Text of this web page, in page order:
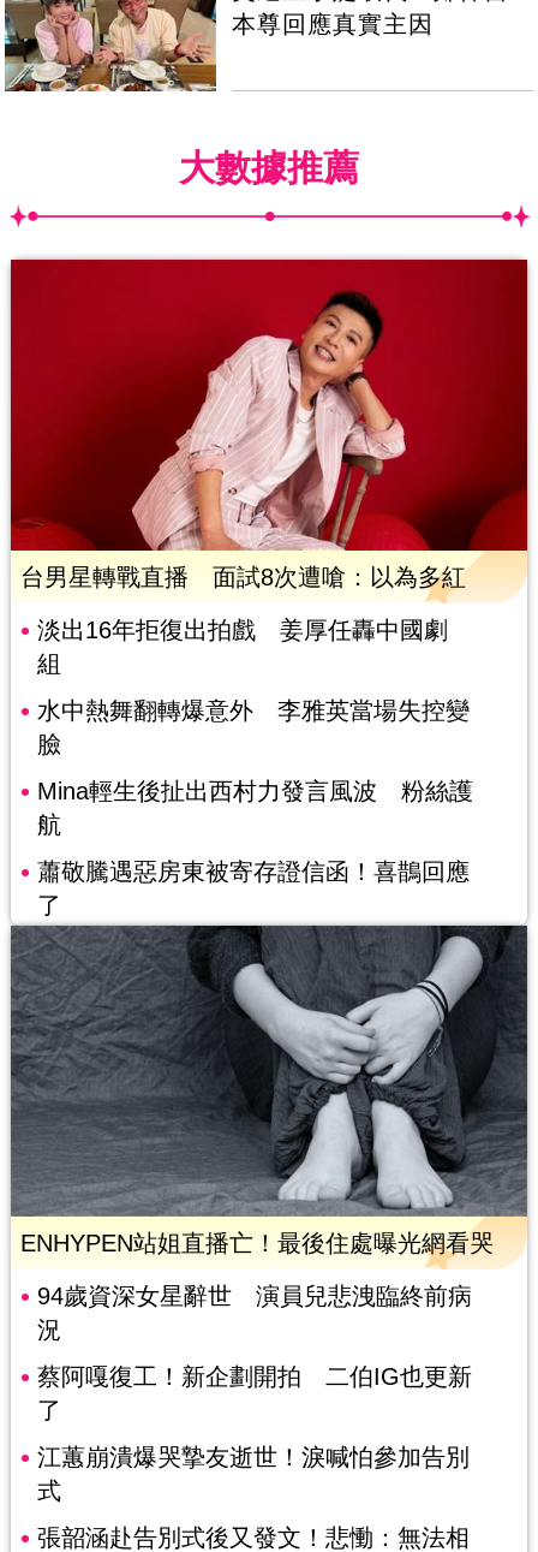
本尊回應真實主因
大數據推薦
台男星轉戰直播 面試8次遭嗆：以為多紅
淡出16年拒復出拍戲 姜厚任轟中國劇
組
水中熱舞翻轉爆意外 李雅英當場失控變
臉
Mina輕生後扯出西村力發言風波 粉絲護
航
蕭敬騰遇惡房東被寄存證信函！喜鵲回應
了
ENHYPEN站姐直播亡！最後住處曝光網看哭
94歲資深女星辭世 演員兒悲洩臨終前病
況
蔡阿嘎復工！新企劃開拍 二伯IG也更新
了
江蕙崩潰爆哭摯友逝世！淚喊怕參加告別
式
張韶涵赴告別式後又發文！悲慟：無法相